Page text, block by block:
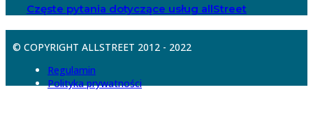
Częste pytania dotyczące usług allStreet
© COPYRIGHT ALLSTREET 2012 - 2022
Regulamin
Polityka prywatności